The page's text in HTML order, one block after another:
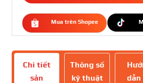
Mua trên Shopee
Chi tiết
sản
Thông số
kỹ thuật
dẫn